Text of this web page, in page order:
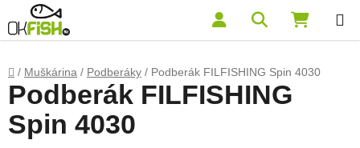
Prejsť na obsah Hľadať
Domov
/ Muškárina / Podberáky / Podberák FILFISHING Spin 4030
Podberák FILFISHING
Spin 4030